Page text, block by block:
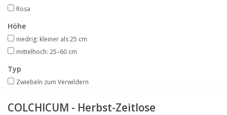
Unser Garten!
Starke Zwiebel Tage
Neuigkeiten
Rosa
Höhe
niedrig: kleiner als 25 cm
mittelhoch: 25–60 cm
Typ
Zwiebeln zum Verwildern
COLCHICUM - Herbst-Zeitlose